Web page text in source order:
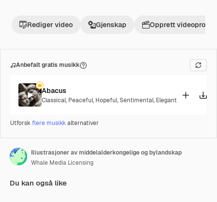
Rediger video Gjenskap Opprett
Anbefalt gratis musikk
Abacus
Classical, Peaceful, Hopeful,Sentimental, Elegant
Utforskflere musikkalternativer
Illustrasjoner av middelalderkongelige og bylandskap
Whale Media Licensing
Du kan også like